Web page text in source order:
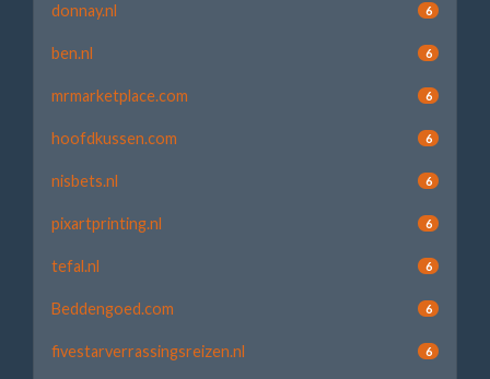
donnay.nl 6
ben.nl 6
mrmarketplace.com 6
hoofdkussen.com 6
nisbets.nl 6
pixartprinting.nl 6
tefal.nl 6
Beddengoed.com 6
fivestarverrassingsreizen.nl 6